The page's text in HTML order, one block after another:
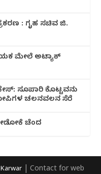
: ಗೃಹ ಸಚಿವ ಜಿ.
ಮೇಲೆ ಅಟ್ಯಾಕ್
ಸೂಪಾರಿ ಕೊಟ್ಟವನು
ಚಲನವಲನ ಸೆರೆ
ಚೆಂದ
Karwar | Contact for web